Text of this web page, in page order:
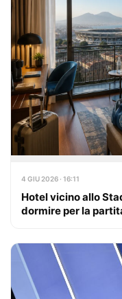
4 GIU 2026 · 16:11
Hotel vicino allo
dormire per la